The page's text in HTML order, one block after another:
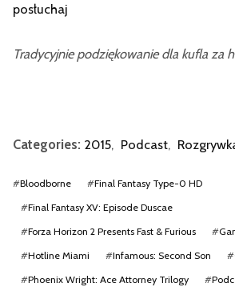
posłuchaj
Tradycyjnie podziękowanie dla kufla za
Categories: 2015, Podcast,
#Bloodborne #Final Fantasy Type-0 HD
#Final Fantasy XV: Episode Duscae
#Forza Horizon 2 Presents Fast & Furious #
#Hotline Miami #Infamous: Second Son #
#Phoenix Wright: Ace Attorney Trilogy #